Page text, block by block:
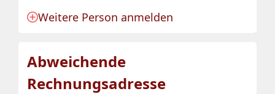
Anmeldung für eine Person angelegt.
Weitere Person anmelden
Abweichende
Rechnungsadresse